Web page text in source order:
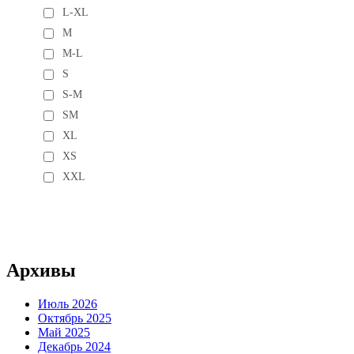
L-XL
M
M-L
S
S-M
SM
XL
XS
XXL
Архивы
Июль 2026
Октябрь 2025
Май 2025
Декабрь 2024